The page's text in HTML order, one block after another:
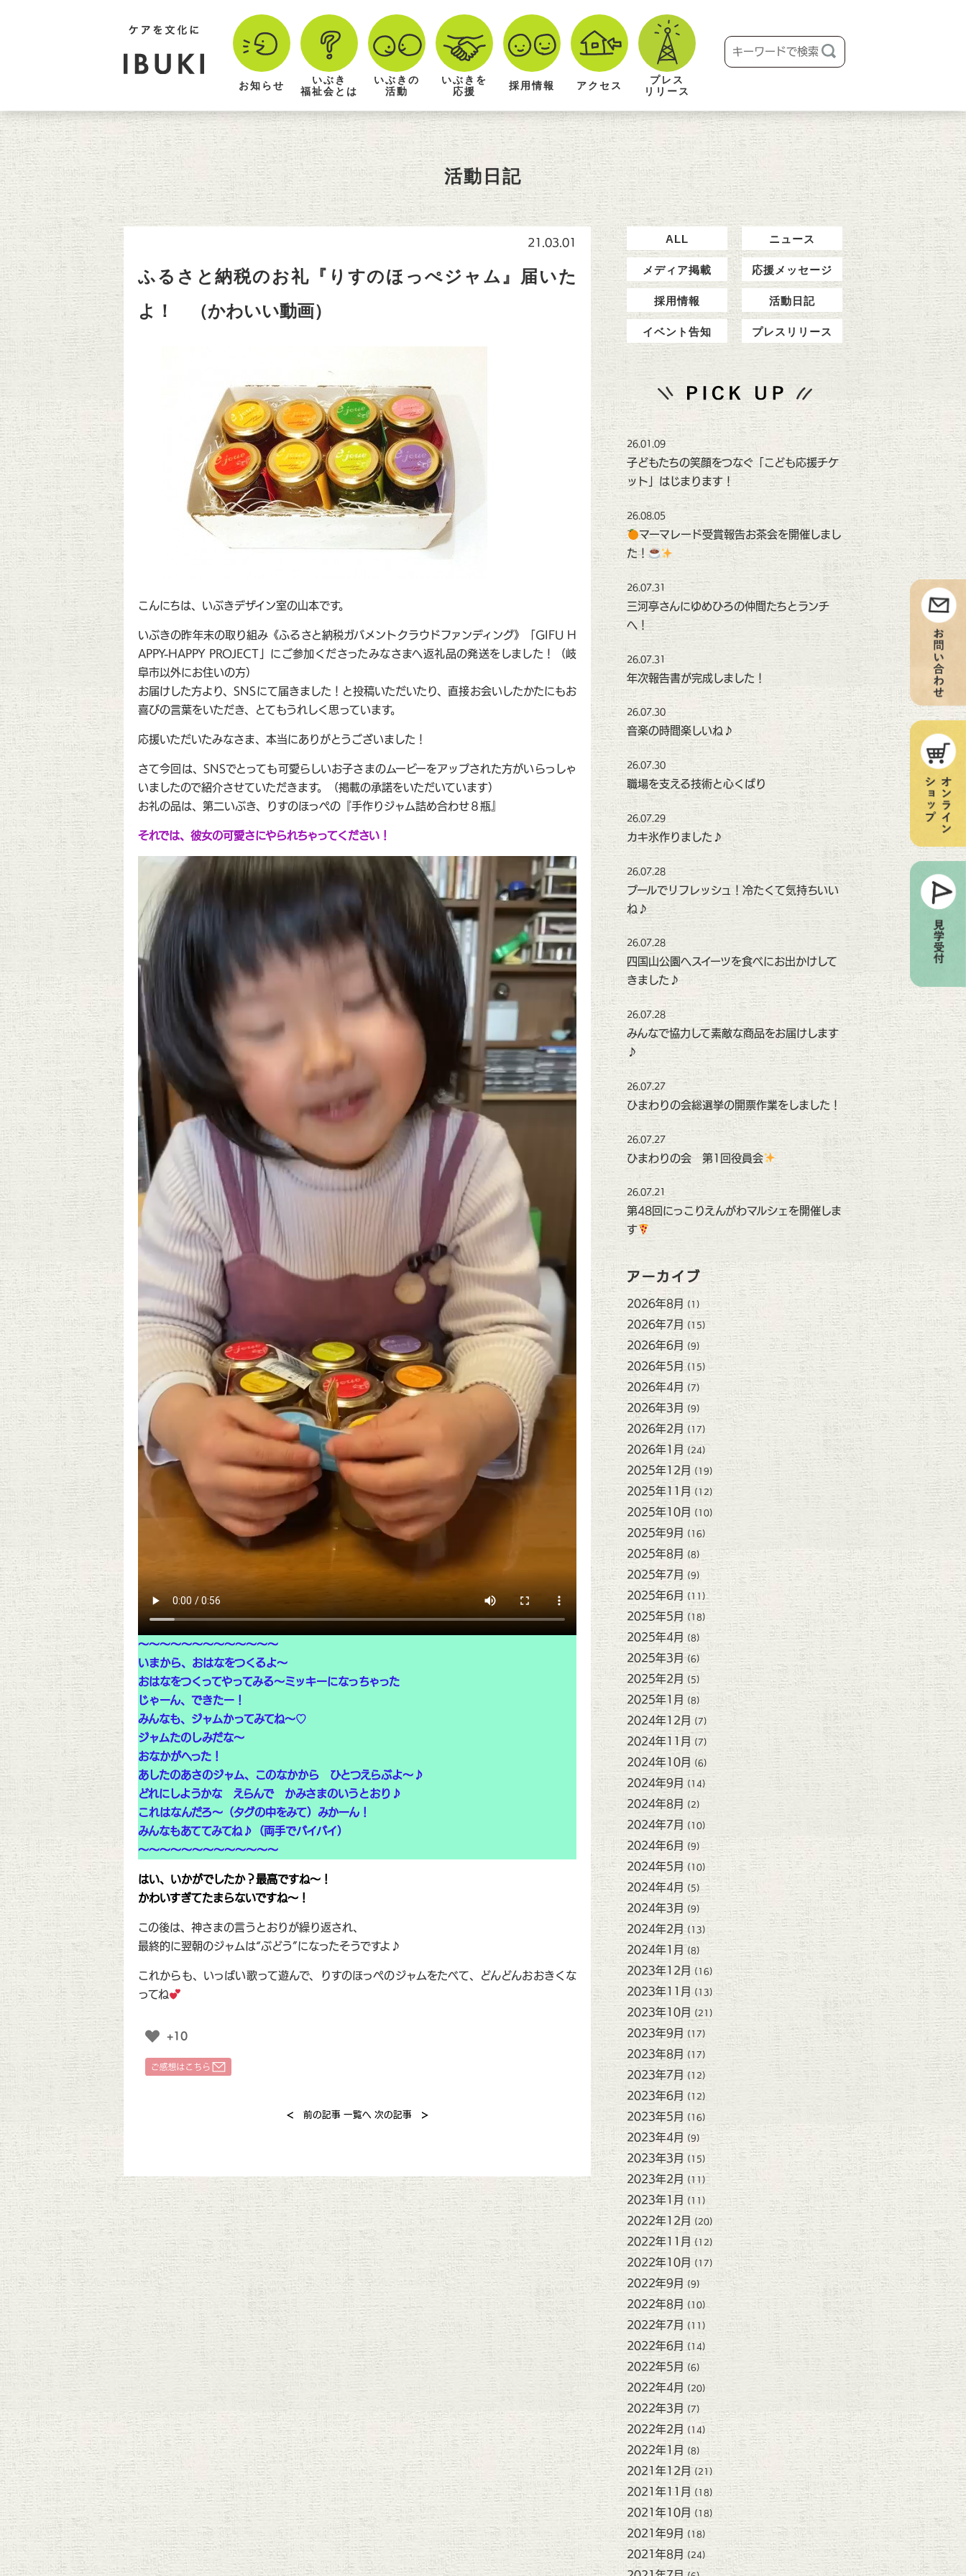
お知らせ
いぶき
福祉会とは
いぶきの
活動
いぶきを
応援
採用情報 アクセス
プレス
リリース
活動日記
21.03.01
ふるさと納税のお礼『りすのほっぺジャム』届いた
よ！ （かわいい動画）
こんにちは、いぶきデザイン室の山本です。
いぶきの昨年末の取り組み《ふるさと納税ガバメントクラウドファンディング》「GIFU H
APPY-HAPPY PROJECT」にご参加くださったみなさまへ返礼品の発送をしました！（岐
阜市以外にお住いの方）
お届けした方より、SNSにて届きました！と投稿いただいたり、直接お会いしたかたにもお
喜びの言葉をいただき、とてもうれしく思っています。
応援いただいたみなさま、本当にありがとうございました！
さて今回は、SNSでとっても可愛らしいお子さまのムービーをアップされた方がいらっしゃ
いましたので紹介させていただきます。（掲載の承諾をいただいています）
お礼の品は、第二いぶき、りすのほっぺの『手作りジャム詰め合わせ８瓶』
それでは、彼女の可愛さにやられちゃってください！
～～～～～～～～～～～～～
いまから、おはなをつくるよ～
おはなをつくってやってみる～ミッキーになっちゃった
じゃーん、できたー！
みんなも、ジャムかってみてね～♡
ジャムたのしみだな～
おなかがへった！
あしたのあさのジャム、このなかから ひとつえらぶよ～♪
どれにしようかな えらんで かみさまのいうとおり♪
これはなんだろ～（タグの中をみて）みかーん！
みんなもあててみてね♪（両手でバイバイ）
～～～～～～～～～～～～～
はい、いかがでしたか？最高ですね～！
かわいすぎてたまらないですね〜！
この後は、神さまの言うとおりが繰り返され、
最終的に翌朝のジャムは“ぶどう”になったそうですよ♪
これからも、いっぱい歌って遊んで、りすのほっぺのジャムをたべて、どんどんおおきくな
ってね
+10
< 前の記事 一覧へ 次の記事 >
ALL ニュース
メディア掲載 応援メッセージ
採用情報 活動日記
イベント告知 プレスリリース
26.01.09
子どもたちの笑顔をつなぐ「こども応援チケ
ット」はじまります！
26.08.05
マーマレード受賞報告お茶会を開催しまし
た！
26.07.31
三河亭さんにゆめひろの仲間たちとランチ
へ！
26.07.31
年次報告書が完成しました！
26.07.30
音楽の時間楽しいね♪
26.07.30
職場を支える技術と心くばり
26.07.29
カキ氷作りました♪
26.07.28
プールでリフレッシュ！冷たくて気持ちいい
ね♪
26.07.28
四国山公園へスイーツを食べにお出かけして
きました♪
26.07.28
みんなで協力して素敵な商品をお届けします
♪
26.07.27
ひまわりの会総選挙の開票作業をしました！
26.07.27
ひまわりの会 第1回役員会
26.07.21
第48回にっこりえんがわマルシェを開催しま
す
アーカイブ
2026年8月 (1)
2026年7月 (15)
2026年6月 (9)
2026年5月 (15)
2026年4月 (7)
2026年3月 (9)
2026年2月 (17)
2026年1月 (24)
2025年12月 (19)
2025年11月 (12)
2025年10月 (10)
2025年9月 (16)
2025年8月 (8)
2025年7月 (9)
2025年6月 (11)
2025年5月 (18)
2025年4月 (8)
2025年3月(6)
2025年2月 (5)
2025年1月 (8)
2024年12月 (7)
2024年11月 (7)
2024年10月 (6)
2024年9月 (14)
2024年8月 (2)
2024年7月 (10)
2024年6月 (9)
2024年5月 (10)
2024年4月 (5)
2024年3月 (9)
2024年2月 (13)
2024年1月 (8)
2023年12月 (16)
2023年11月 (13)
2023年10月 (21)
2023年9月 (17)
2023年8月 (17)
2023年7月 (12)
2023年6月 (12)
2023年5月 (16)
2023年4月 (9)
2023年3月 (15)
2023年2月 (11)
2023年1月 (11)
2022年12月 (20)
2022年11月 (12)
2022年10月 (17)
2022年9月 (9)
2022年8月 (10)
2022年7月 (11)
2022年6月 (14)
2022年5月 (6)
2022年4月 (20)
2022年3月 (7)
2022年2月 (14)
2022年1月 (8)
2021年12月 (21)
2021年11月 (18)
2021年10月 (18)
2021年9月 (18)
2021年8月 (24)